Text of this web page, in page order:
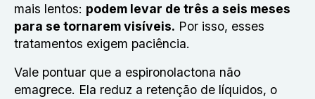
mais lentos: podem levar de três a seis meses
para se tornarem visíveis. Por isso, esses
tratamentos exigem paciência.
Vale pontuar que a espironolactona não
emagrece. Ela reduz a retenção de líquidos, o